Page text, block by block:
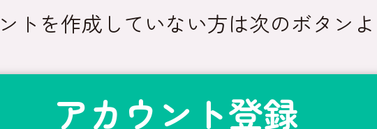
トを作成していない方は次のボタンよ
アカウント登録